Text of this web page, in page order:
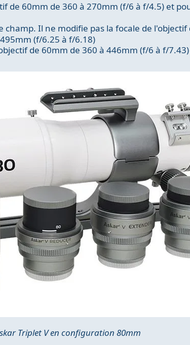
de 60mm de 360 à 270mm (f/6 à f/4.5) et
Il ne modifie pas la focale de
(f/6.25 à f/6.18)
de 60mm de 360 à 446mm (f/6 à f/
Triplet V en configuration 80mm